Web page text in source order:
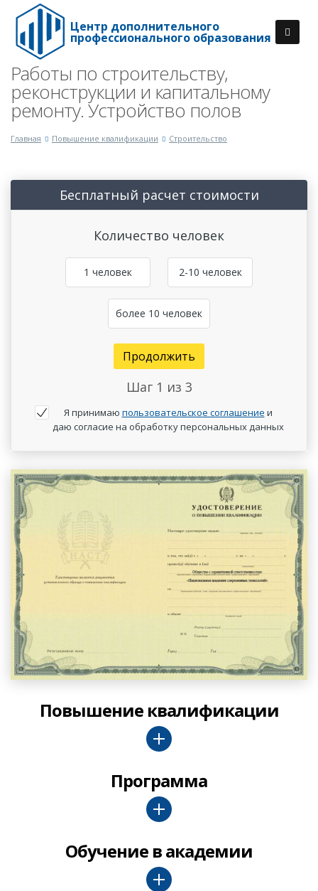
Центр дополнительного
профессионального образования
Работы по строительству,
реконструкции и капитальному
ремонту. Устройство полов
Главная Повышение квалификации Строительство
Бесплатный расчет стоимости
Количество человек
1 человек 2-10 человек
более 10 человек
Продолжить
Шаг 1 из 3
Я принимаю пользовательское соглашение и
даю согласие на обработку персональных данных
Повышение квалификации
Программа
Обучение в академии